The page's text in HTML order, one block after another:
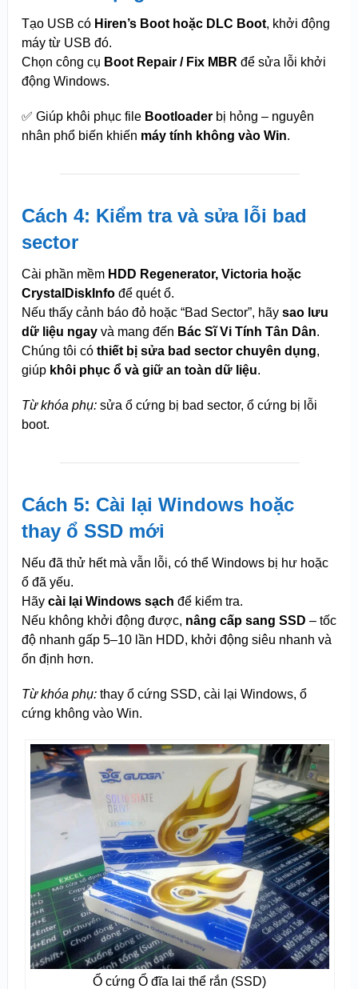
Tạo USB có Hiren’s Boot hoặc DLC Boot, khởi động
máy từ USB đó.
Chọn công cụ Boot Repair / Fix MBR để sửa lỗi khởi
động Windows.
✅ Giúp khôi phục file Bootloaderbị hỏng – nguyên
nhân phổ biến khiến máy tính không vào Win.
Cách 4: Kiểm tra và sửa lỗi bad
sector
Cài phần mềm HDD Regenerator, Victoria hoặc
CrystalDiskInfođể quét ổ.
Nếu thấy cảnh báo đỏ hoặc “Bad Sector”, hãy sao lưu
dữ liệu ngayvà mang đến Bác Sĩ Vi Tính Tân Dân.
Chúng tôi có thiết bị sửa bad sector chuyên dụng,
giúp khôi phục ổ và giữ an toàn dữ liệu.
Từ khóa phụ:sửa ổ cứng bị bad sector, ổ cứng bị lỗi
boot.
Cách 5: Cài lại Windows hoặc
thay ổ SSD mới
Nếu đã thử hết mà vẫn lỗi, có thể Windows bị hư hoặc
ổ đã yếu.
Hãy cài lại Windows sạch để kiểm tra.
Nếu không khởi động được, nâng cấp sang SSD – tốc
độ nhanh gấp 5–10 lần HDD, khởi động siêu nhanh và
ổn định hơn.
Từ khóa phụ:thay ổ cứng SSD, cài lại Windows, ổ
cứng không vào Win.
Ổ cứng Ổ đĩa lai thể rắn (SSD)